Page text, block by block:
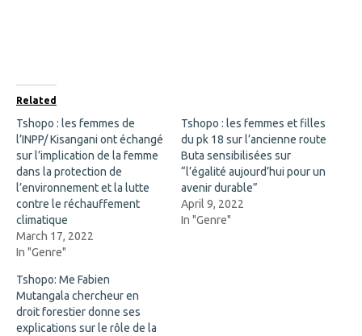
b
o
o
k
(
O
p
e
n
s
n
n
e
w
w
i
d
o
w
)
i
n
n
e
w
w
i
n
d
)
Related
Tshopo : les femmes de
l’INPP/ Kisangani ont échangé
sur l’implication de la femme
dans la protection de
l’environnement et la lutte
contre le réchauffement
climatique
March 17, 2022
In "Genre"
Tshopo : les femmes et filles
du pk 18 sur l’ancienne route
Buta sensibilisées sur
“l’égalité aujourd’hui pour un
avenir durable”
April 9, 2022
In "Genre"
Tshopo: Me Fabien
Mutangala chercheur en
droit forestier donne ses
explications sur le rôle de la